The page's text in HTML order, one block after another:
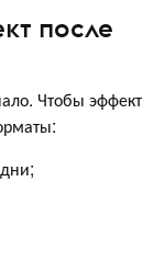
после
Чтобы эффект